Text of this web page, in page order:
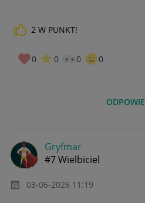
2 W PUNKT!
0 0 0 0
Gryfmar
#7 Wielbiciel
‎03-06-2026 11:19